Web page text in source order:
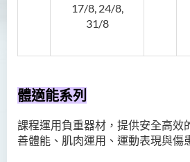
17/8, 24/8,
31/8
體適能系列
課程運用負重器材，提供安全高效
善體能、肌肉運用、運動表現與傷